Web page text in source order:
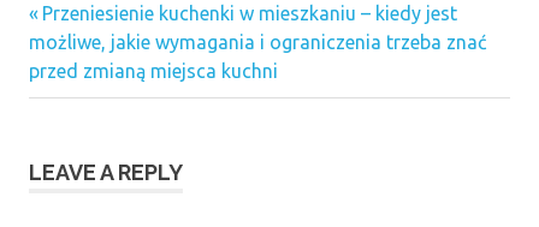
Nawigacja
wpisu
Previous
Post:
Przeniesienie kuchenki w mieszkaniu – kiedy jest
możliwe, jakie wymagania i ograniczenia trzeba znać
przed zmianą miejsca kuchni
LEAVE A REPLY